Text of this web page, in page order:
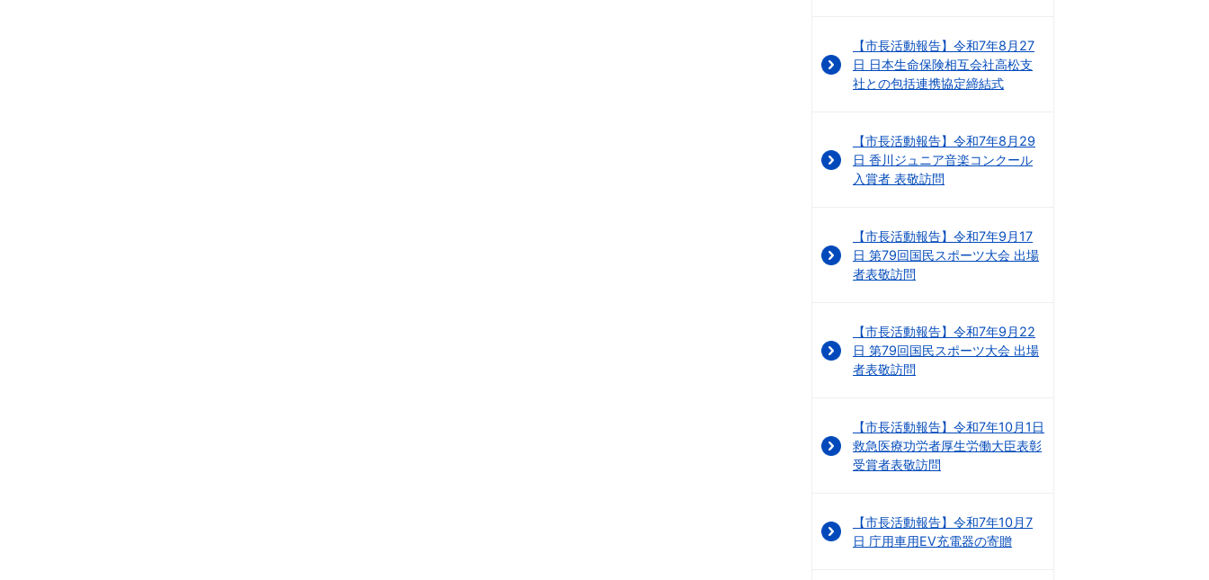
【市長活動報告】令和7年8月27
日 日本生命保険相互会社高松支
社との包括連携協定締結式
【市長活動報告】令和7年8月29
日 香川ジュニア音楽コンクール
入賞者 表敬訪問
【市長活動報告】令和7年9月17
日 第79回国民スポーツ大会 出場
者表敬訪問
【市長活動報告】令和7年9月22
日 第79回国民スポーツ大会 出場
者表敬訪問
【市長活動報告】令和7年10月1日
救急医療功労者厚生労働大臣表彰
受賞者表敬訪問
【市長活動報告】令和7年10月7
日 庁用車用EV充電器の寄贈